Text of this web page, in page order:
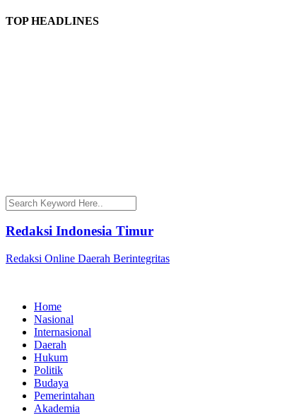
TOP HEADLINES
Redaksi Indonesia Timur
Redaksi Online Daerah Berintegritas
Home
Nasional
Internasional
Daerah
Hukum
Politik
Budaya
Pemerintahan
Akademia